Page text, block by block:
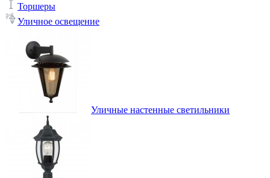
Торшеры
Уличное освещение
Уличные настенные светильники